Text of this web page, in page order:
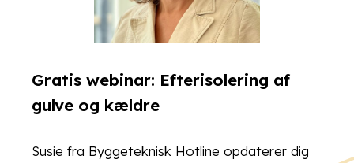
Gratis webinar: Efterisolering af
gulve og kældre
Susie fra Byggeteknisk Hotline opdaterer dig